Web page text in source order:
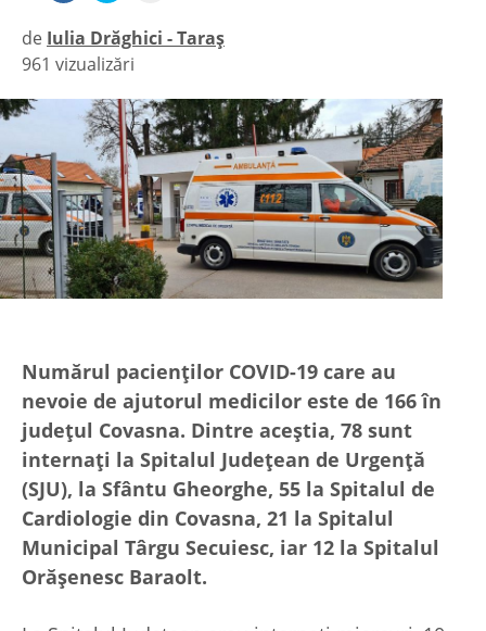
de Iulia Drăghici - Taraș
|
961 vizualizări
Numărul pacienților COVID-19 care au
nevoie de ajutorul medicilor este de 166 în
județul Covasna. Dintre aceștia, 78 sunt
internați la Spitalul Județean de Urgență
(SJU), la Sfântu Gheorghe, 55 la Spitalul de
Cardiologie din Covasna, 21 la Spitalul
Municipal Târgu Secuiesc, iar 12 la Spitalul
Orășenesc Baraolt.